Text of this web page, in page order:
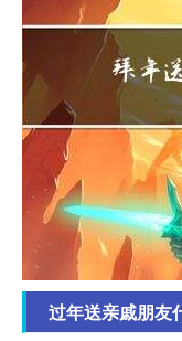
过年送亲戚朋友